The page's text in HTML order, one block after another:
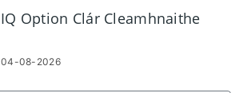
IQ Option Clár Cleamhnaithe
04-08-2026